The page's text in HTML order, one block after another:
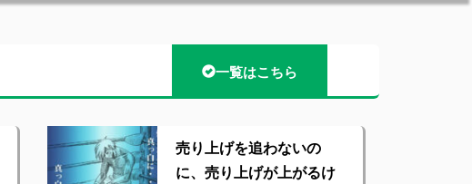
一覧はこちら
売り上げを追わないの
に、売り上げが上がるけ